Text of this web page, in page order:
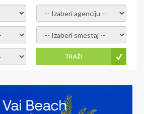
- izaberi agenciju -
- Izaberite smestaj -
TRAŽI